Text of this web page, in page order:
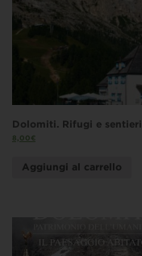
Dolomiti. Rifugi e sentieri
8,00€
Aggiungi al carrello